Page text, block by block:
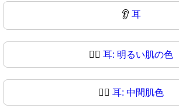
👂 耳
👂🏻 耳: 明るい肌の色
👂🏼 耳: 中間肌色